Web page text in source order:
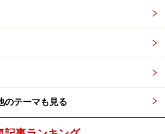
トはスマホで撮影して家族ライン
生活できる方法がきっと見つかる
プレー類
のテーマも見る